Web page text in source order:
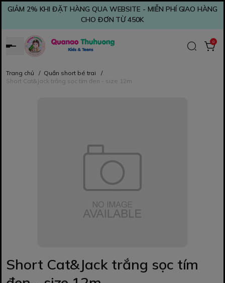
GIẢM 2% KHI ĐẶT HÀNG QUA WEBSITE - MIỄN PHÍ GIAO HÀNG
CHO ĐƠN TỪ 450K
0
Trang chủ / Quần short bé trai
/
Short Cat&Jack trắng sọc tím đen - size 12m
Short Cat&Jack trắng sọc tím